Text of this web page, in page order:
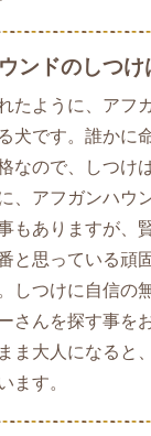
ンドのしつけ
たように、アフ
犬です。誰かに
なので、しつけ
、アフガンハウ
もありますが、
と思っている頑
しつけに自信の
さんを探す事を
ま大人になると
ます。